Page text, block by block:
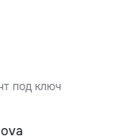
под ключ